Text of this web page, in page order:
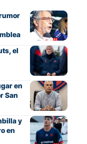
el
en
San
y
en